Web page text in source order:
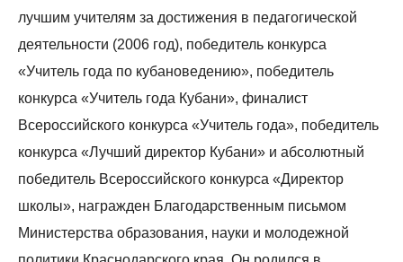
лучшим учителям за достижения в педагогической
деятельности (2006 год), победитель конкурса
«Учитель года по кубановедению», победитель
конкурса «Учитель года Кубани», финалист
Всероссийского конкурса «Учитель года», победитель
конкурса «Лучший директор Кубани» и абсолютный
победитель Всероссийского конкурса «Директор
школы», награжден Благодарственным письмом
Министерства образования, науки и молодежной